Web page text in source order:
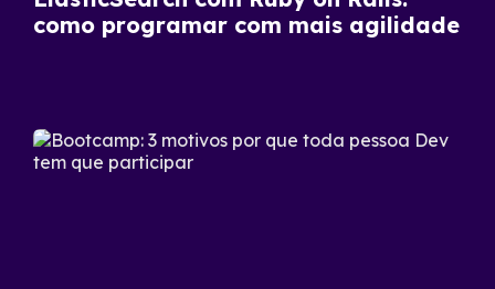
como programar com mais agilidade